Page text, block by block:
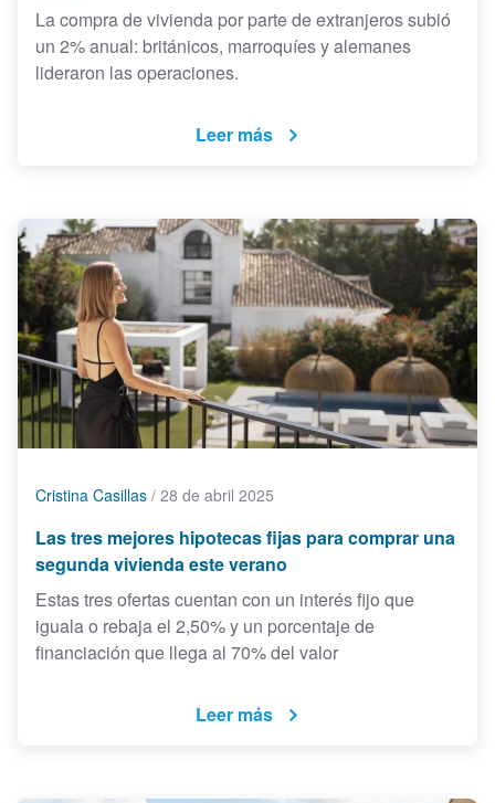
La compra de vivienda por parte de extranjeros subió
un 2% anual: británicos, marroquíes y alemanes
lideraron las operaciones.
Leer más
Cristina Casillas / 28 de abril 2025
Las tres mejores hipotecas fijas para comprar una
segunda vivienda este verano
Estas tres ofertas cuentan con un interés fijo que
iguala o rebaja el 2,50% y un porcentaje de
financiación que llega al 70% del valor
Leer más